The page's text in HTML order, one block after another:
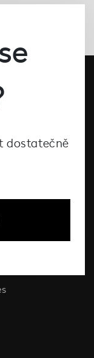
dostatečně